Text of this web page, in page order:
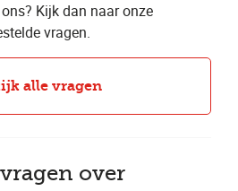
Kijk dan naar onze
vragen.
alle vragen
over